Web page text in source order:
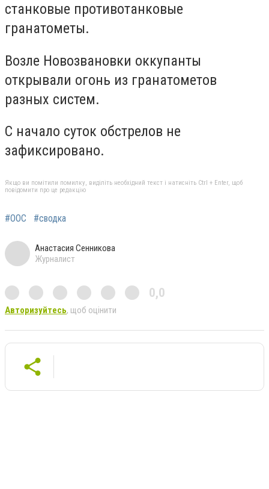
станковые противотанковые
гранатометы.
Возле Новозвановки оккупанты
открывали огонь из гранатометов
разных систем.
С начало суток обстрелов не
зафиксировано.
Якщо ви помітили помилку, виділіть необхідний текст і натисніть Ctrl + Enter, щоб
повідомити про це редакцію
#ООС #сводка
Анастасия Сенникова
Журналист
0,0
Авторизуйтесь, щоб оцінити